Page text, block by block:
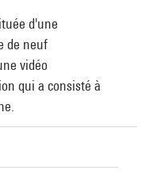
d'une
de neuf
vidéo
qui a consisté à